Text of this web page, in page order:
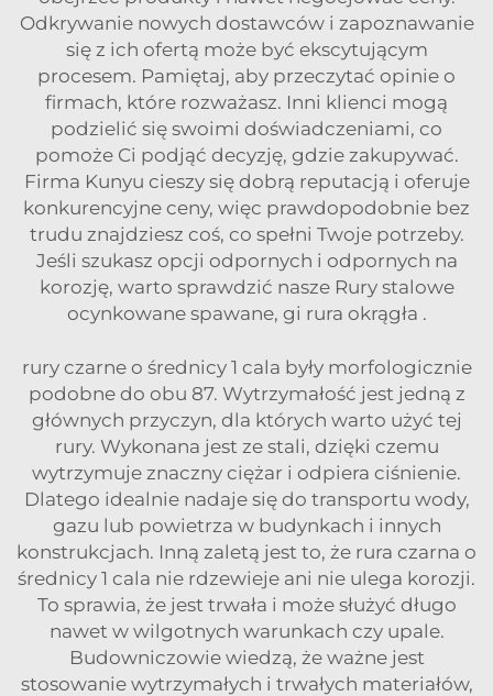
Odkrywanie nowych dostawców i zapoznawanie
się z ich ofertą może być ekscytującym
procesem. Pamiętaj, aby przeczytać opinie o
firmach, które rozważasz. Inni klienci mogą
podzielić się swoimi doświadczeniami, co
pomoże Ci podjąć decyzję, gdzie zakupywać.
Firma Kunyu cieszy się dobrą reputacją i oferuje
konkurencyjne ceny, więc prawdopodobnie bez
trudu znajdziesz coś, co spełni Twoje potrzeby.
Jeśli szukasz opcji odpornych i odpornych na
korozję, warto sprawdzić nasze Rury stalowe
ocynkowane spawane, gi rura okrągła .
rury czarne o średnicy 1 cala były morfologicznie
podobne do obu 87. Wytrzymałość jest jedną z
głównych przyczyn, dla których warto użyć tej
rury. Wykonana jest ze stali, dzięki czemu
wytrzymuje znaczny ciężar i odpiera ciśnienie.
Dlatego idealnie nadaje się do transportu wody,
gazu lub powietrza w budynkach i innych
konstrukcjach. Inną zaletą jest to, że rura czarna o
średnicy 1 cala nie rdzewieje ani nie ulega korozji.
To sprawia, że jest trwała i może służyć długo
nawet w wilgotnych warunkach czy upale.
Budowniczowie wiedzą, że ważne jest
stosowanie wytrzymałych i trwałych materiałów,